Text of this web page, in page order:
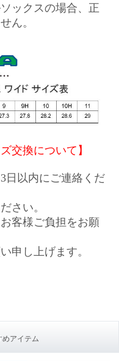
ックスの場合、正
ん。
交換について】
日以内にご連絡くだ
さい。
客様ご負担をお願
申し上げます。
めアイテム